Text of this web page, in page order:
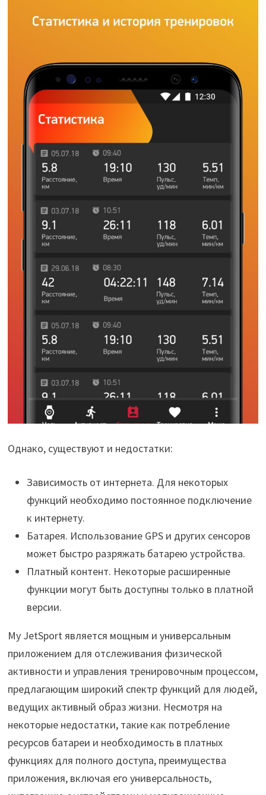
Однако, существуют и недостатки:
Зависимость от интернета. Для некоторых
функций необходимо постоянное подключение
к интернету.
Батарея. Использование GPS и других сенсоров
может быстро разряжать батарею устройства.
Платный контент. Некоторые расширенные
функции могут быть доступны только в платной
версии.
My JetSport является мощным и универсальным
приложением для отслеживания физической
активности и управления тренировочным процессом,
предлагающим широкий спектр функций для людей,
ведущих активный образ жизни. Несмотря на
некоторые недостатки, такие как потребление
ресурсов батареи и необходимость в платных
функциях для полного доступа, преимущества
приложения, включая его универсальность,